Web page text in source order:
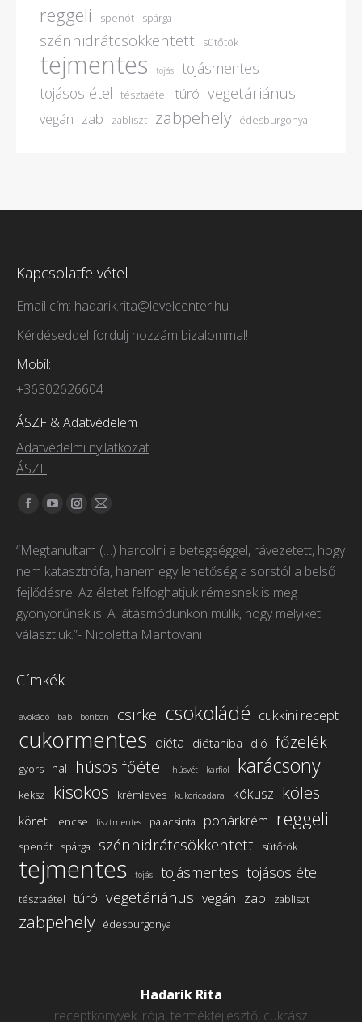
reggeli spenót spárga
szénhidrátcsökkentett sütőtök
tejmentes tojás
tojásmentes
tojásos étel
tésztaétel túró vegetáriánus
vegán zab zabliszt zabpehely édesburgonya
Kapcsolatfelvétel
Email cím: hadarik.rita@levelcenter.hu
Kérdéseddel fordulj hozzám bizalommal!
Mobil:
+36302626604
ÁSZF & Adatvédelem
Adatvédelmi nyilatkozat
ÁSZF
Itt vagyunk elérhetőek:
Facebook
opens
in
new
window
YouTube
opens
in
new
window
Instagram
opens
in
new
window
Mail
opens
in
new
window
“Megtanultam (…) harcolni a betegséggel, rávezetett, hogy
nem katasztrófa, hanem egy lehetőség a sorstól a belső
fejlődésre. Az életet felfoghatjuk rémesnek is meg
gyönyörűnek is. A látásmódunkon múlik, hogy melyiket
választjuk.”- Nicoletta Mantovani
Címkék
avokádó bab bonbon csirke csokoládé cukkini recept
cukormentes diéta diétahiba dió főzelék
gyors hal húsos főétel húsvét karfiol karácsony
keksz kisokos krémleves kukoricadara kókusz köles
köret lencse lisztmentes palacsinta pohárkrém reggeli
spenót spárga szénhidrátcsökkentett sütőtök
tejmentes tojás tojásmentes tojásos étel
tésztaétel túró vegetáriánus vegán zab zabliszt
zabpehely édesburgonya
Hadarik Rita
receptkönyvek írója, termékfejlesztő, cukrász